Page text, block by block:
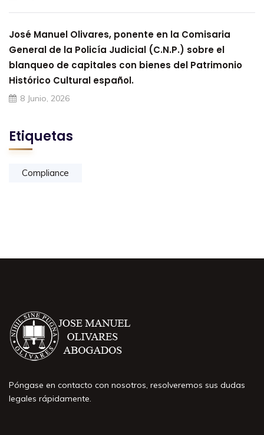
José Manuel Olivares, ponente en la Comisaria
General de la Policía Judicial (C.N.P.) sobre el
blanqueo de capitales con bienes del Patrimonio
Histórico Cultural español.
8 Junio, 2026
Etiquetas
Compliance
Póngase en contacto con nosotros, resolveremos sus dudas
legales rápidamente.